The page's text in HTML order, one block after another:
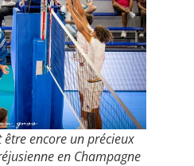
être encore un précieux
en Champagne